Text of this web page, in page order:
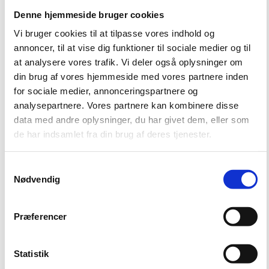
Denne hjemmeside bruger cookies
Vi bruger cookies til at tilpasse vores indhold og
annoncer, til at vise dig funktioner til sociale medier og til
at analysere vores trafik. Vi deler også oplysninger om
din brug af vores hjemmeside med vores partnere inden
for sociale medier, annonceringspartnere og
analysepartnere. Vores partnere kan kombinere disse
data med andre oplysninger, du har givet dem, eller som
de har indsamlet fra din brug af deres tjenester.
Nødvendig
Præferencer
Statistik
Ministeriebygningerne i Slotsholmsgade, København
Læs mere om bygningerne